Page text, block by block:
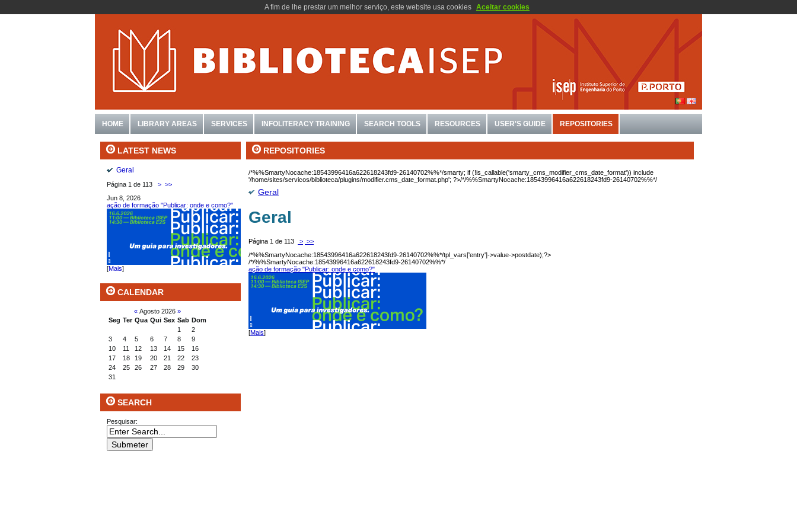
A fim de lhe prestar um melhor serviço, este website usa cookies Aceitar cookies
HOME LIBRARY AREAS SERVICES INFOLITERACY TRAINING SEARCH TOOLS RESOURCES USER'S GUIDE REPOSITORIES
LATEST NEWS
Geral
Página 1 de 113 > >>
Jun 8, 2026
ação de formação "Publicar: onde e como?"
[Mais]
CALENDAR
« Agosto 2026 »
Seg Ter Qua Qui Sex Sab Dom
1
2
3
4 5 6 7 8
9
10
11 12 13 14 15
16
17
18 19 20 21 22
23
24
25 26 27 28 29
30
31
SEARCH
Pesquisar:
REPOSITORIES
/*%%SmartyNocache:18543996416a622618243fd9-26140702%%*/smarty; if (!is_callable('smarty_cms_modifier_cms_date_format')) include
'/home/sites/servicos/biblioteca/plugins/modifier.cms_date_format.php'; ?>/*/%%SmartyNocache:18543996416a622618243fd9-26140702%%*/
Geral
Geral
Página 1 de 113 > >>
/*%%SmartyNocache:18543996416a622618243fd9-26140702%%*/tpl_vars['entry']->value->postdate);?>
/*/%%SmartyNocache:18543996416a622618243fd9-26140702%%*/
ação de formação "Publicar: onde e como?"
[Mais]